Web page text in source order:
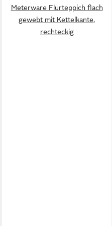
Meterware Flurteppich flach
gewebt mit Kettelkante,
rechteckig